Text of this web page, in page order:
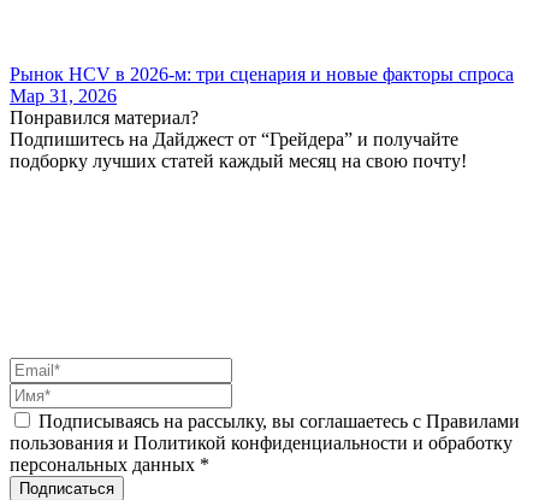
Рынок HCV в 2026-м: три сценария и новые факторы спроса
Мар 31, 2026
Понравился материал?
Подпишитесь на Дайджест от “Грейдера” и получайте
подборку лучших статей каждый месяц на свою почту!
Подписываясь на рассылку, вы соглашаетесь с Правилами
пользования и Политикой конфиденциальности и обработку
персональных данных *
Подписаться